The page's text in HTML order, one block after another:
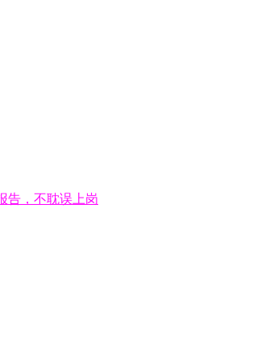
告，不耽误上岗